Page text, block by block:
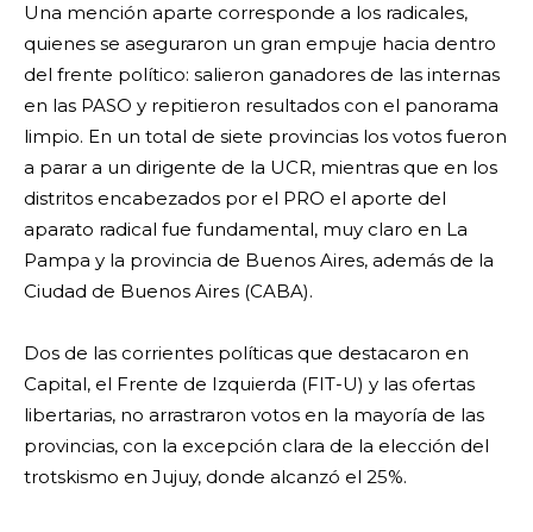
Una mención aparte corresponde a los radicales,
quienes se aseguraron un gran empuje hacia dentro
del frente político: salieron ganadores de las internas
en las PASO y repitieron resultados con el panorama
limpio. En un total de siete provincias los votos fueron
a parar a un dirigente de la UCR, mientras que en los
distritos encabezados por el PRO el aporte del
aparato radical fue fundamental, muy claro en La
Pampa y la provincia de Buenos Aires, además de la
Ciudad de Buenos Aires (CABA).
Dos de las corrientes políticas que destacaron en
Capital, el Frente de Izquierda (FIT-U) y las ofertas
libertarias, no arrastraron votos en la mayoría de las
provincias, con la excepción clara de la elección del
trotskismo en Jujuy, donde alcanzó el 25%.